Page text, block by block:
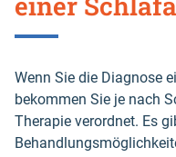
Wenn Sie die Diagnose
bekommen Sie je nach
Therapie verordnet. Es